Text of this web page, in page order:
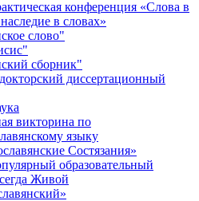
конференция «Cлова в
в словах»
слово"
сборник"
диссертационный
викторина по
языку
Состязания»
образовательный
Живой